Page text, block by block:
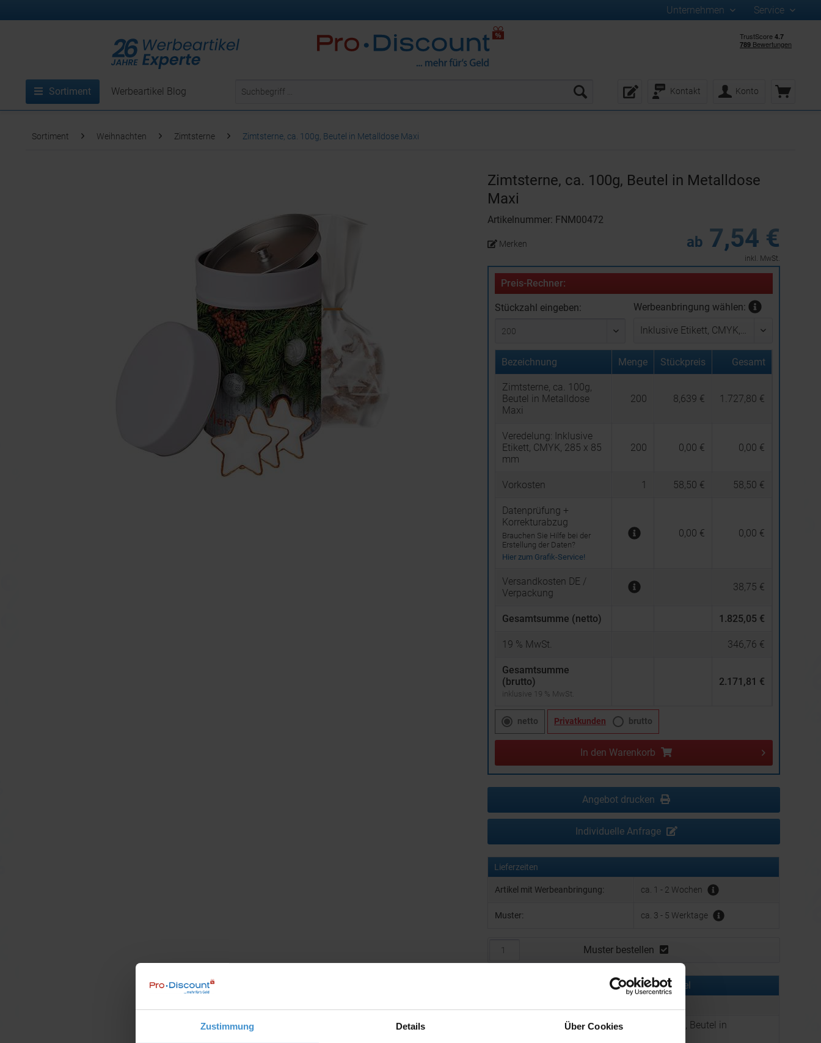
Zustimmung Details Über Cookies
Unternehmen Service
Kontakt Konto
Sortiment Werbeartikel Blog
Sortiment Weihnachten Zimtsterne Zimtsterne, ca. 100g, Beutel in Metalldose Maxi
Zimtsterne, ca. 100g, Beutel in Metalldose
Maxi
Artikelnummer: FNM00472
ab 7,54 €
inkl. MwSt.
Merken
Preis-Rechner:
Stückzahl eingeben: Werbeanbringung wählen:
Bezeichnung Menge Stückpreis Gesamt
Zimtsterne, ca. 100g,
Beutel in Metalldose
Maxi
200 8,639 € 1.727,80 €
Veredelung: Inklusive
Etikett, CMYK, 285 x 85
mm
200 0,00 € 0,00 €
Vorkosten 1 58,50 € 58,50 €
Datenprüfung +
Korrekturabzug
Brauchen Sie Hilfe bei der
Erstellung der Daten?
Hier zum Grafik-Service!
0,00 € 0,00 €
Versandkosten DE /
Verpackung
38,75 €
Gesamtsumme (netto) 1.825,05 €
19 % MwSt. 346,76 €
Gesamtsumme
(brutto)
inklusive 19 % MwSt.
2.171,81 €
netto Privatkunden brutto
In den Warenkorb
Angebot drucken
Individuelle Anfrage
Lieferzeiten
Artikel mit Werbeanbringung: ca. 1 - 2 Wochen
Muster: ca. 3 - 5 Werktage
Muster bestellen
Produktinformationen zu diesem Werbeartikel
Zimtsterne, ca. 100g, Beutel in